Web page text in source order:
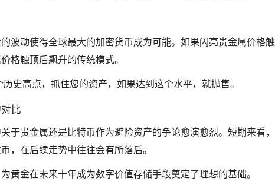
波动使得全球最大的加密货币成为可能。如果闪亮贵金属价格触
格触顶后飙升的传统模式。
史高点，抓住您的资产，如果达到这个水平，就抛售。
比
于贵金属还是比特币作为避险资产的争论愈演愈烈。短期来看，
，在后续走势中往往会有所落后。
黄金在未来十年成为数字价值存储手段奠定了理想的基础。